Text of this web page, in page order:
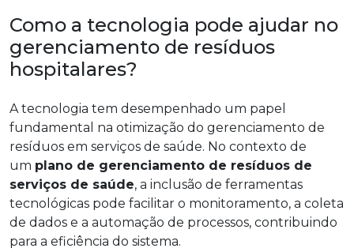
Como a tecnologia pode ajudar no
gerenciamento de resíduos
hospitalares?
A tecnologia tem desempenhado um papel
fundamental na otimização do gerenciamento de
resíduos em serviços de saúde. No contexto de
um plano de gerenciamento de resíduos de
serviços de saúde, a inclusão de ferramentas
tecnológicas pode facilitar o monitoramento, a coleta
de dados e a automação de processos, contribuindo
para a eficiência do sistema.